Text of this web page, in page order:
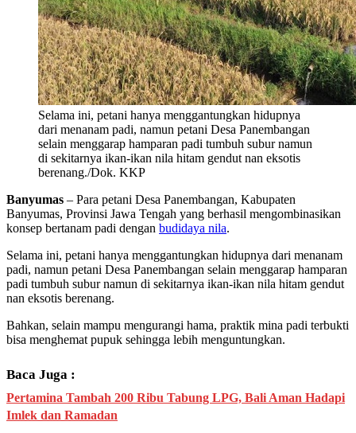
Selama ini, petani hanya menggantungkan hidupnya
dari menanam padi, namun petani Desa Panembangan
selain menggarap hamparan padi tumbuh subur namun
di sekitarnya ikan-ikan nila hitam gendut nan eksotis
berenang./Dok. KKP
Banyumas – Para petani Desa Panembangan, Kabupaten
Banyumas, Provinsi Jawa Tengah yang berhasil mengombinasikan
konsep bertanam padi dengan budidaya nila.
Selama ini, petani hanya menggantungkan hidupnya dari menanam
padi, namun petani Desa Panembangan selain menggarap hamparan
padi tumbuh subur namun di sekitarnya ikan-ikan nila hitam gendut
nan eksotis berenang.
Bahkan, selain mampu mengurangi hama, praktik mina padi terbukti
bisa menghemat pupuk sehingga lebih menguntungkan.
Baca Juga :
Pertamina Tambah 200 Ribu Tabung LPG, Bali Aman Hadapi
Imlek dan Ramadan